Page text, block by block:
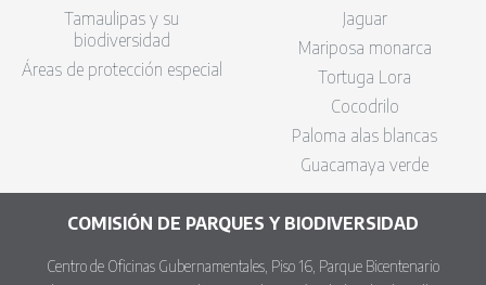
Tamaulipas y su
biodiversidad
Áreas de protección especial
Jaguar
Mariposa monarca
Tortuga Lora
Cocodrilo
Paloma alas blancas
Guacamaya verde
COMISIÓN DE PARQUES Y BIODIVERSIDAD
Centro de Oficinas Gubernamentales, Piso 16, Parque Bicentenario